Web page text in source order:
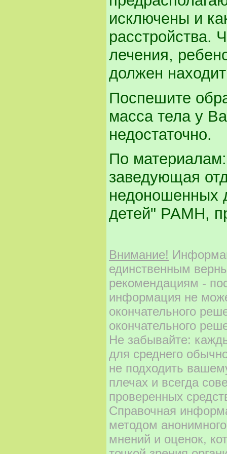
исключены и
расстройства.
лечения,
должен
Поспешите
масса тела у
недостаточно.
По
заведующая
недоношенных
детей" РАМН,
Внимание!
единственным
рекомендациям -
информация не
окончательного
окончательного
Не забывайте:
для среднего
не подходить
плечах и всегда
проверенных
Справочная
методом
мнений и оценок,